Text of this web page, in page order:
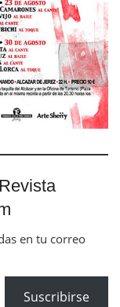
en tu correo
Suscribirse